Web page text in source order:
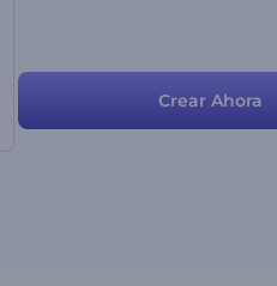
Crear Ahora